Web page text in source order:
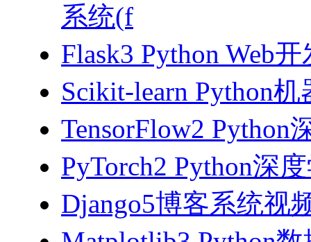
系统(f
Flask3 Python Web
Scikit-learn Python
TensorFlow2 Python
PyTorch2 Python深
Django5博客系统视